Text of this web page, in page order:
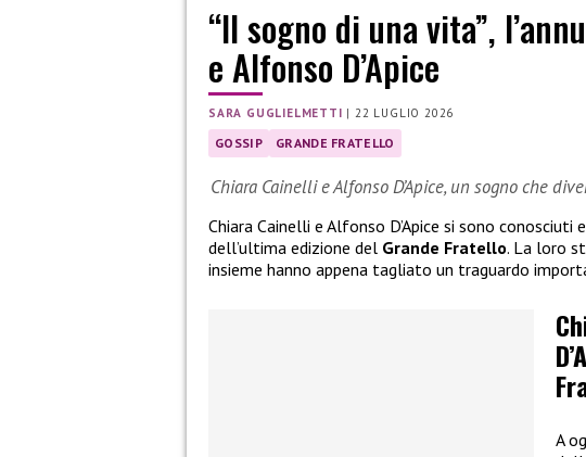
“Il sogno di una vita”,
e Alfonso D’Apice
SARA GUGLIELMETTI |22 LUGLIO 2026
GOSSIP GRANDE FRATELLO
Chiara Cainelli e Alfonso D’Apice, un sogno che
Chiara Cainelli e Alfonso D’Apice si sono
dell’ultima edizione del Grande Fratello. La loro
insieme hanno appena tagliato un traguardo
A